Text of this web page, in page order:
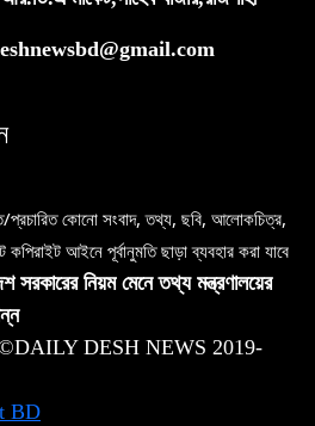
প্রচারিত কোনো সংবাদ, তথ্য, ছবি, আলোকচিত্র,
কপিরাইট আইনে পূর্বানুমতি ছাড়া ব্যবহার করা যাবে
সরকারের নিয়ম মেনে তথ্য মন্ত্রণালয়ের
DESH NEWS 2019-
BD